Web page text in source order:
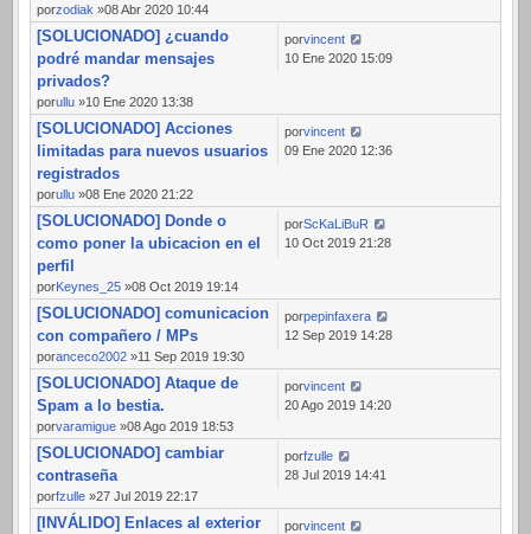
porzodiak »08 Abr 2020 10:44
[SOLUCIONADO] ¿cuando
podré mandar mensajes
privados?
porullu »10 Ene 2020 13:38
porvincent
10 Ene 2020 15:09
[SOLUCIONADO] Acciones
limitadas para nuevos usuarios
registrados
porullu »08 Ene 2020 21:22
porvincent
09 Ene 2020 12:36
[SOLUCIONADO] Donde o
como poner la ubicacion en el
perfil
porKeynes_25 »08 Oct 2019 19:14
porScKaLiBuR
10 Oct 2019 21:28
[SOLUCIONADO] comunicacion
con compañero / MPs
poranceco2002 »11 Sep 2019 19:30
porpepinfaxera
12 Sep 2019 14:28
[SOLUCIONADO] Ataque de
Spam a lo bestia.
porvaramigue »08 Ago 2019 18:53
porvincent
20 Ago 2019 14:20
[SOLUCIONADO] cambiar
contraseña
porfzulle »27 Jul 2019 22:17
porfzulle
28 Jul 2019 14:41
[INVÁLIDO] Enlaces al exterior
porvincent